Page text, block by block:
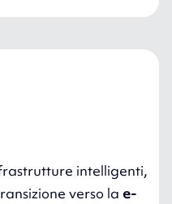
intelligenti,
verso la e-